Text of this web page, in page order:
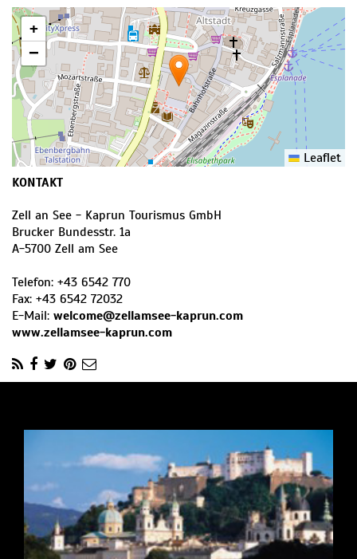
+
−
Leaflet
KONTAKT
Zell an See - Kaprun Tourismus GmbH
Brucker Bundesstr. 1a
A-5700 Zell am See
Telefon: +43 6542 770
Fax: +43 6542 72032
E-Mail: welcome@zellamsee-kaprun.com
www.zellamsee-kaprun.com